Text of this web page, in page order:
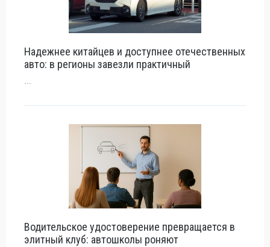
Надежнее китайцев и доступнее отечественных
авто: в регионы завезли практичный
Водительское удостоверение превращается в
элитный клуб: автошколы роняют